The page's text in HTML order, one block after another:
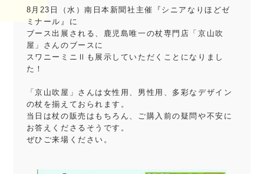
8月23日（水）南日本新聞社主催『シニアなりほどゼ
ミナール』に
ブース出展される、鹿児島唯一の杖専門店「京山吹
屋」さんのブースに
スワニーミニⅡも展示していただくことになりまし
た！
「京山吹屋」さんは女性用、男性用、多彩なデザイン
の杖を揃えておられます。
当日は杖の販売はもちろん、ご購入前の疑問や不安に
お答えくださるそうです。
ぜひご来場ください。